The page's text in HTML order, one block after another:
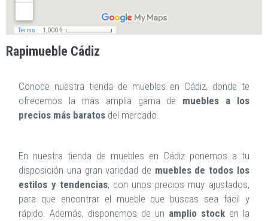
Rapimueble Cádiz
Conoce nuestra tienda de muebles en Cádiz, donde te
ofrecemos la más amplia gama de muebles a los
precios más baratos del mercado.
En nuestra tienda de muebles en Cádiz ponemos a tu
disposición una gran variedad de muebles de todos los
estilos y tendencias, con unos precios muy ajustados,
para que encontrar el mueble que buscas sea fácil y
rápido. Además, disponemos de un amplio stocken la